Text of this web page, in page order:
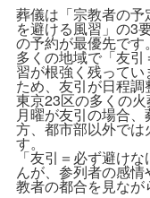
葬儀は「宗教者の
を避ける風習」の3
の予約が最優先です
多くの地域で「友
習が根強く残って
ため、友引が日程
東京23区の多くの
月曜が友引の場合
方、都市部以外では
す。
「友引＝必ず避け
んが、参列者の感
教者の都合を見な